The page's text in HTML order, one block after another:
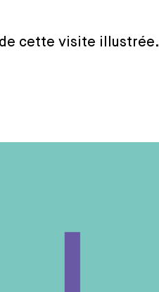
cette visite illustrée.